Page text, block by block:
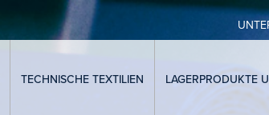
TECHNISCHE TEXTILIEN LAGERPRODUKTE